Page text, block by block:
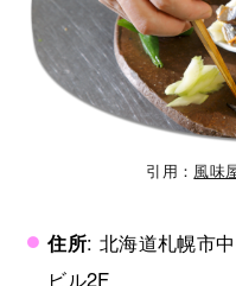
引用： 風味
住所: 北海道札幌市
ビル2F